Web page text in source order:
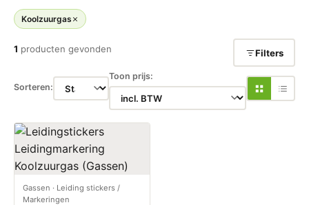
Koolzuurgas
1 producten gevonden Filters
Sorteren:
Toon prijs:
Gassen · Leiding stickers /
Markeringen